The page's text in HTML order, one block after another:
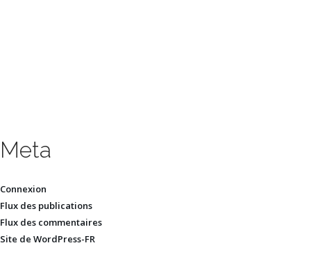
Meta
Connexion
Flux des publications
Flux des commentaires
Site de WordPress-FR